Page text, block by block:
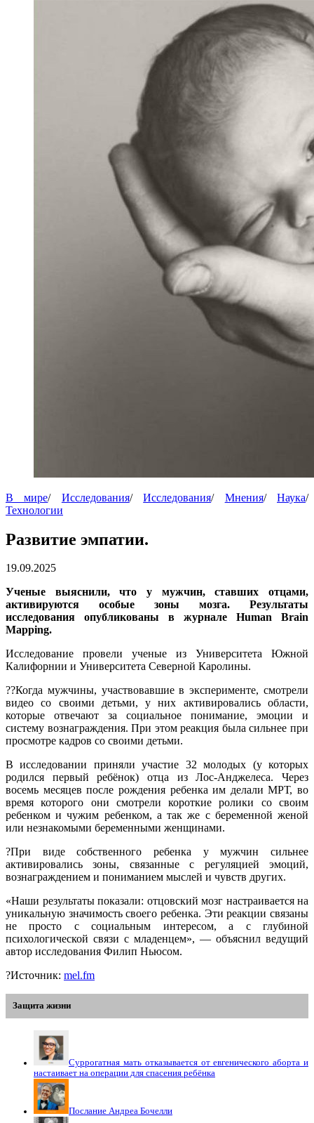
В мире/ Исследования/Исследования/ Мнения/Наука/
Технологии
Развитие эмпатии.
19.09.2025
Ученые выяснили, что у мужчин, ставших отцами,
активируются особые зоны мозга. Результаты
исследования опубликованы в журнале Human Brain
Mapping.
Исследование провели ученые из Университета Южной
Калифорнии и Университета Северной Каролины.
??Когда мужчины, участвовавшие в эксперименте, смотрели
видео со своими детьми, у них активировались области,
которые отвечают за социальное понимание, эмоции и
систему вознаграждения. При этом реакция была сильнее при
просмотре кадров со своими детьми.
В исследовании приняли участие 32 молодых (у которых
родился первый ребёнок) отца из Лос-Анджелеса. Через
восемь месяцев после рождения ребенка им делали МРТ, во
время которого они смотрели короткие ролики со своим
ребенком и чужим ребенком, а так же с беременной женой
или незнакомыми беременными женщинами.
?При виде собственного ребенка у мужчин сильнее
активировались зоны, связанные с регуляцией эмоций,
вознаграждением и пониманием мыслей и чувств других.
«Наши результаты показали: отцовский мозг настраивается на
уникальную значимость своего ребенка. Эти реакции связаны
не просто с социальным интересом, а с глубиной
психологической связи с младенцем», — объяснил ведущий
автор исследования Филип Ньюсом.
?Источник: mel.fm
Защита жизни
Суррогатная мать отказывается от евгенического аборта и
настаивает на операции для спасения ребёнка
Послание Андреа Бочелли